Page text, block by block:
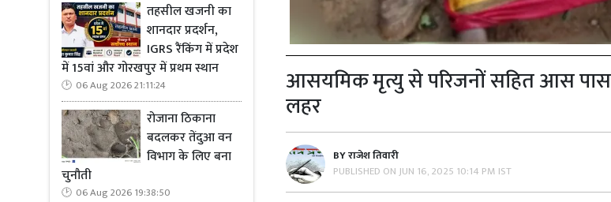
तहसील खजनी का
शानदार प्रदर्शन,
IGRS रैंकिंग में प्रदेश
में 15वां और गोरखपुर में प्रथम स्थान
06 Aug 2026 21:11:24
रोजाना ठिकाना
बदलकर तेंदुआ वन
विभाग के लिए बना
चुनौती
06 Aug 2026 19:38:50
आसयमिक मृत्यु से परिजनों सहित आस
लहर
BYराजेश तिवारी
PUBLISHED ONJUN 16, 2025 10:14 PM IST